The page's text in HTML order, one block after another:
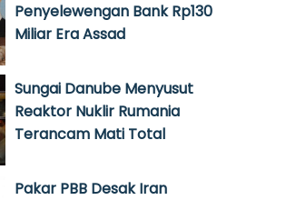
Penyelewengan Bank Rp130
Miliar Era Assad
Sungai Danube Menyusut
Reaktor Nuklir Rumania
Terancam Mati Total
Pakar PBB Desak Iran